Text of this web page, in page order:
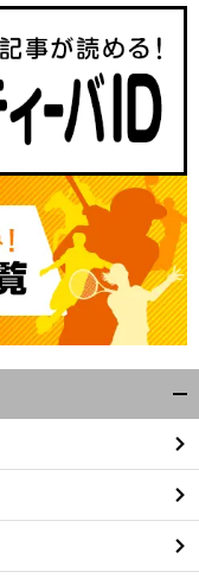
前
閉
る